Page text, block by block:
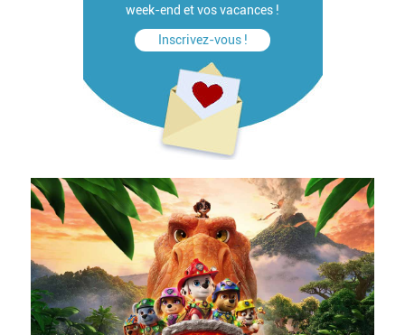
week-end et vos vacances !
Inscrivez-vous !